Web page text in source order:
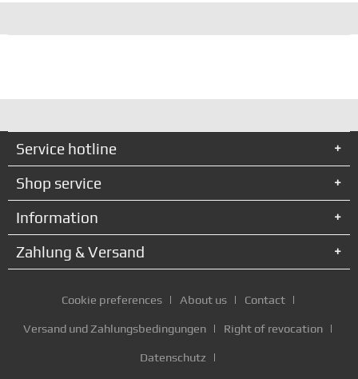
Service hotline
Shop service
Information
Zahlung & Versand
Cookie preferences About us Contact
Versand und Zahlungsbedingungen Right of revocation
Datenschutz